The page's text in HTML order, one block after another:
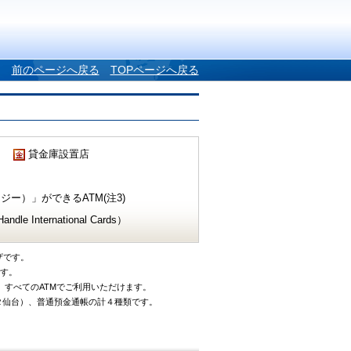
前のページへ戻る TOPページへ戻る
貸金庫設置店
ー）」ができるATM(注3)
International Cards）
す。
。
べてのATMでご利用いただけます。
台）、普通預金通帳の計４種類です。